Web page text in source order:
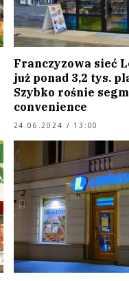
Franczyzowa sieć
już ponad 3,2 tys.
Szybko rośnie
convenience
24.06.2024 / 13:00